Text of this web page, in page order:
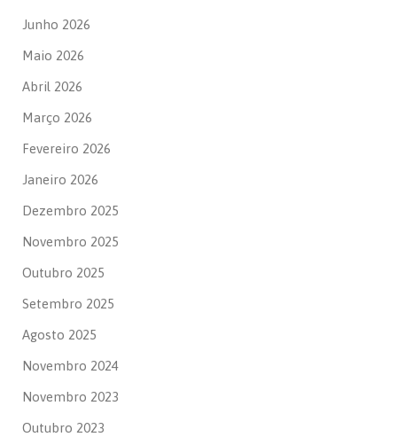
Junho 2026
Maio 2026
Abril 2026
Março 2026
Fevereiro 2026
Janeiro 2026
Dezembro 2025
Novembro 2025
Outubro 2025
Setembro 2025
Agosto 2025
Novembro 2024
Novembro 2023
Outubro 2023